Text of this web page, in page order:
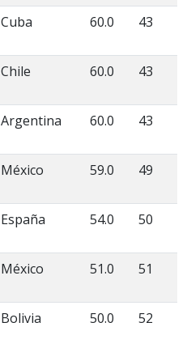
Cuba 60.0 43
Chile 60.0 43
Argentina 60.0 43
México 59.0 49
España 54.0 50
México 51.0 51
Bolivia 50.0 52